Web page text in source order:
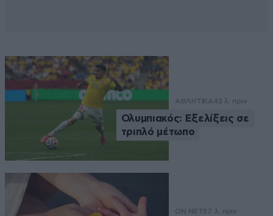
ΑΘΛΗΤΙΚΑ43 λ. πριν
Ολυμπιακός: Εξελίξεις σε
τριπλό μέτωπο
ON NET57 λ. πριν